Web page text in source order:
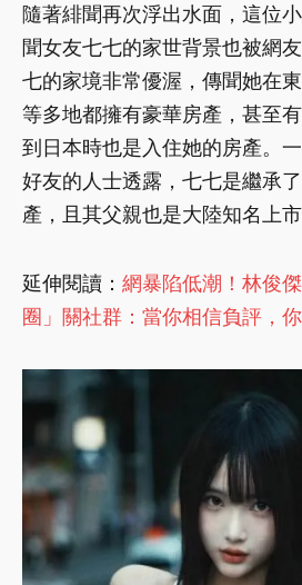
隨著緋聞再次浮出水面，這位
聞女友七七的家世背景也被網
七的家境非常優渥，傳聞她在
等多地都擁有豪華房產，甚至
到日本時也是入住她的房產。
好友的人士透露，七七是繼承
產，且其父親也是大陸知名上市
延伸閱讀： 網暴陷低潮！林俊
圈」關社群：當你相信負評，